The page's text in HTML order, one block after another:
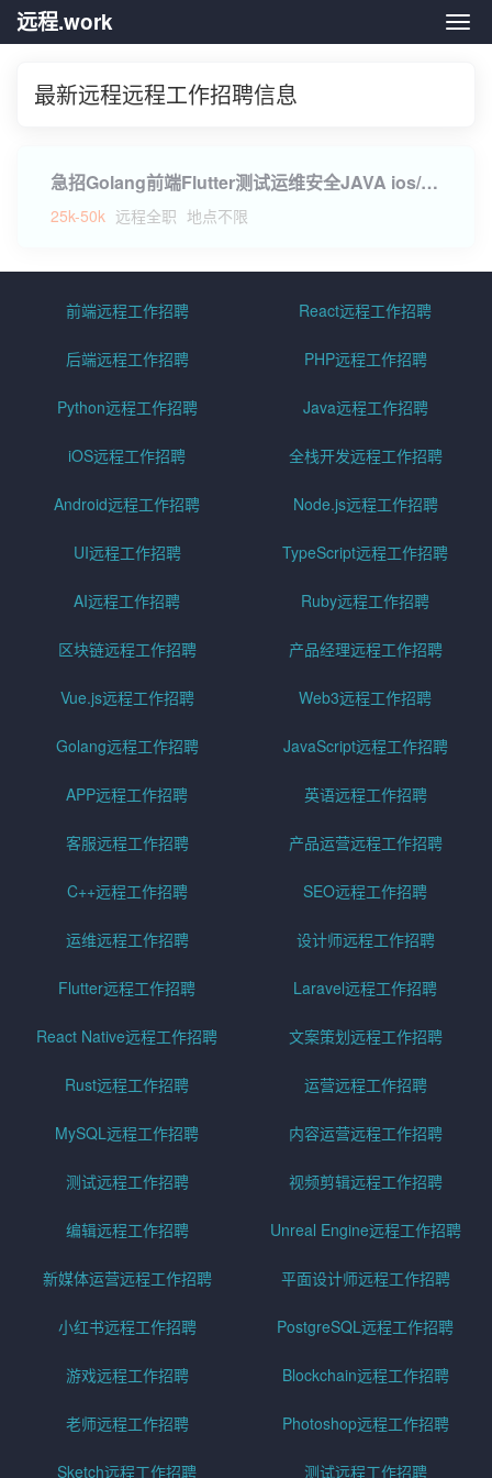
远
远程.work
最新远程远程工作招聘信息
急招Golang前端Flutter测试运维安全JAVA ios/Anroid产品QA质量网关开发
25k-50k 远程全职 地点不限
前端远程工作招聘 React远程工作招聘
后端远程工作招聘 PHP远程工作招聘
Python远程工作招聘 Java远程工作招聘
iOS远程工作招聘 全栈开发远程工作招聘
Android远程工作招聘 Node.js远程工作招聘
UI远程工作招聘 TypeScript远程工作招聘
AI远程工作招聘 Ruby远程工作招聘
区块链远程工作招聘 产品经理远程工作招聘
Vue.js远程工作招聘 Web3远程工作招聘
Golang远程工作招聘 JavaScript远程工作招聘
APP远程工作招聘 英语远程工作招聘
客服远程工作招聘 产品运营远程工作招聘
C++远程工作招聘 SEO远程工作招聘
运维远程工作招聘 设计师远程工作招聘
Flutter远程工作招聘 Laravel远程工作招聘
React Native远程工作招聘 文案策划远程工作招聘
Rust远程工作招聘 运营远程工作招聘
MySQL远程工作招聘 内容运营远程工作招聘
测试远程工作招聘 视频剪辑远程工作招聘
编辑远程工作招聘 Unreal Engine远程工作招聘
新媒体运营远程工作招聘 平面设计师远程工作招聘
小红书远程工作招聘 PostgreSQL远程工作招聘
游戏远程工作招聘 Blockchain远程工作招聘
老师远程工作招聘 Photoshop远程工作招聘
Sketch远程工作招聘 测试远程工作招聘